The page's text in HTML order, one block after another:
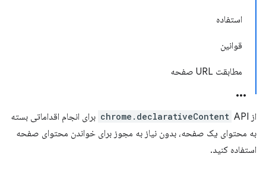
استفاده
قوانین
مطابقت URL صفحه
از chrome.declarativeContent API برای انجام اقداماتی بسته
به محتوای یک صفحه، بدون نیاز به مجوز برای خواندن محتوای صفحه
استفاده کنید.